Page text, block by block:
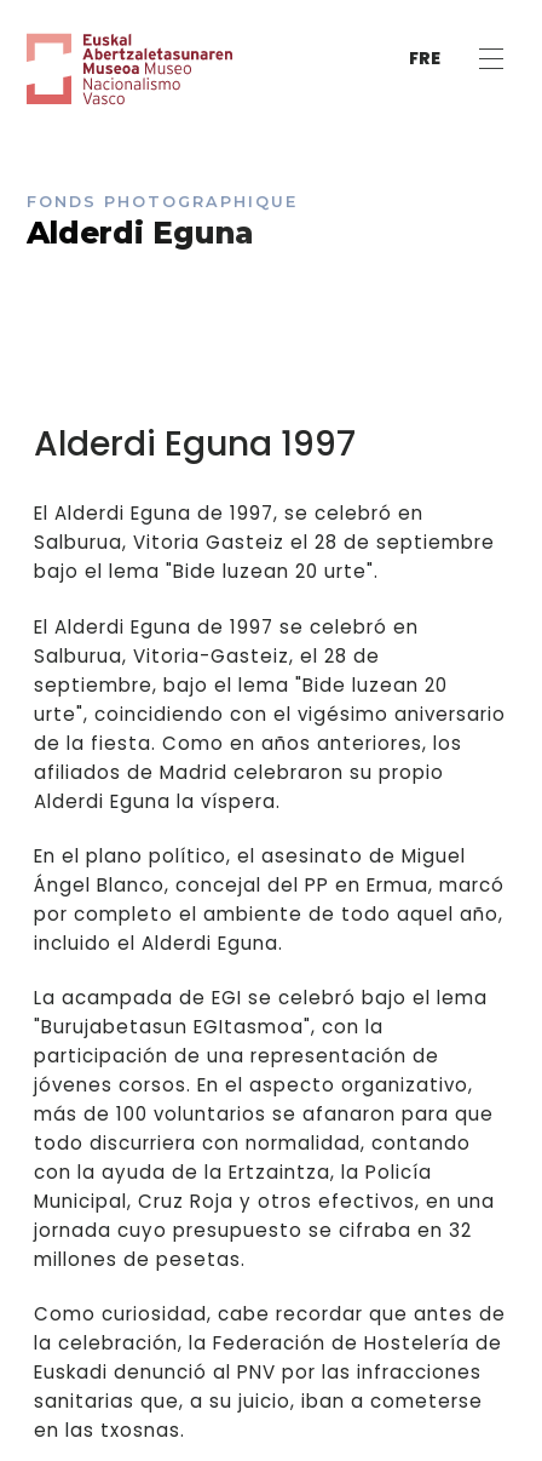
FRE
FONDS PHOTOGRAPHIQUE
Alderdi Eguna
Alderdi Eguna 1997
El Alderdi Eguna de 1997, se celebró en
Salburua, Vitoria Gasteiz el 28 de septiembre
bajo el lema "Bide luzean 20 urte".
El Alderdi Eguna de 1997 se celebró en
Salburua, Vitoria-Gasteiz, el 28 de
septiembre, bajo el lema "Bide luzean 20
urte", coincidiendo con el vigésimo aniversario
de la fiesta. Como en años anteriores, los
afiliados de Madrid celebraron su propio
Alderdi Eguna la víspera.
En el plano político, el asesinato de Miguel
Ángel Blanco, concejal del PP en Ermua, marcó
por completo el ambiente de todo aquel año,
incluido el Alderdi Eguna.
La acampada de EGI se celebró bajo el lema
"Burujabetasun EGItasmoa", con la
participación de una representación de
jóvenes corsos. En el aspecto organizativo,
más de 100 voluntarios se afanaron para que
todo discurriera con normalidad, contando
con la ayuda de la Ertzaintza, la Policía
Municipal, Cruz Roja y otros efectivos, en una
jornada cuyo presupuesto se cifraba en 32
millones de pesetas.
Como curiosidad, cabe recordar que antes de
la celebración, la Federación de Hostelería de
Euskadi denunció al PNV por las infracciones
sanitarias que, a su juicio, iban a cometerse
en las txosnas.